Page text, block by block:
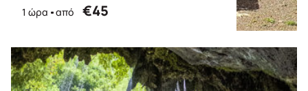
1 ώρα από €45